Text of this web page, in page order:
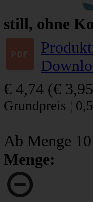
still, ohne
€ 4,74 (€ 3,95
Grundpreis ¦
Ab Menge
Menge: